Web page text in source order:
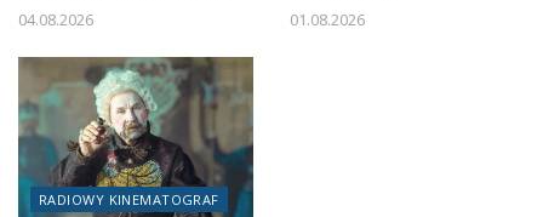
04.08.2026 01.08.2026
RADIOWY KINEMATOGRAF